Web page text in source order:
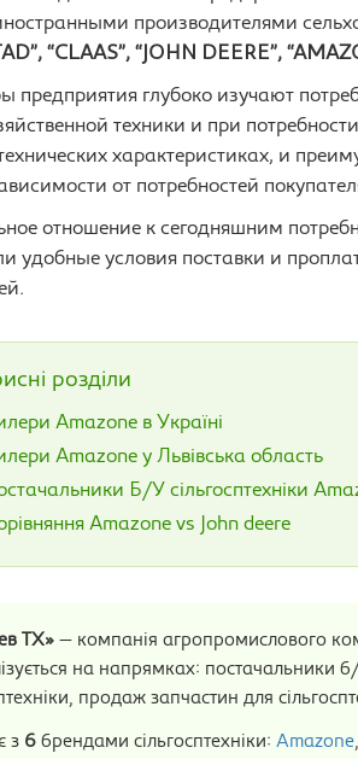
производителями
“CLAAS”, “JOHN DEERE”,
предприятия глубоко изучают
техники и при
характеристиках, и
от потребностей
отношение к сегодняшним
удобные условия поставки и
розділи
Amazone в Україні
Amazone у Львівська область
Б/У сільгосптехніки
Amazone vs John deere
ТХ» — компанія агропромислового
на напрямках: постачальники
продаж запчастин для
з 6 брендами сільгосптехніки: Amazone,